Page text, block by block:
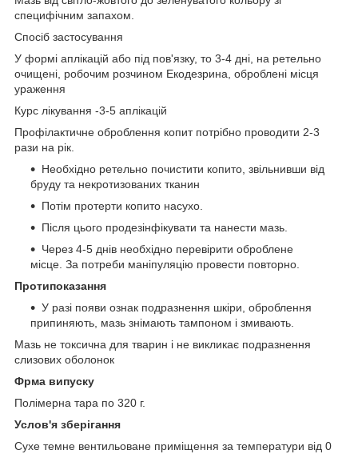
специфічним запахом.
Спосіб застосування
У формі аплікацій або під пов'язку, то 3-4 дні, на ретельно
очищені, робочим розчином Екодезрина, оброблені місця
ураження
Курс лікування -3-5 аплікацій
Профілактичне оброблення копит потрібно проводити 2-3
рази на рік.
Необхідно ретельно почистити копито, звільнивши від
бруду та некротизованих тканин
Потім протерти копито насухо.
Після цього продезінфікувати та нанести мазь.
Через 4-5 днів необхідно перевірити оброблене
місце. За потреби маніпуляцію провести повторно.
Протипоказання
У разі появи ознак подразнення шкіри, оброблення
припиняють, мазь знімають тампоном і змивають.
Мазь не токсична для тварин і не викликає подразнення
слизових оболонок
Фрма випуску
Полімерна тара по 320 г.
Услов'я зберігання
Сухе темне вентильоване приміщення за температури від 0